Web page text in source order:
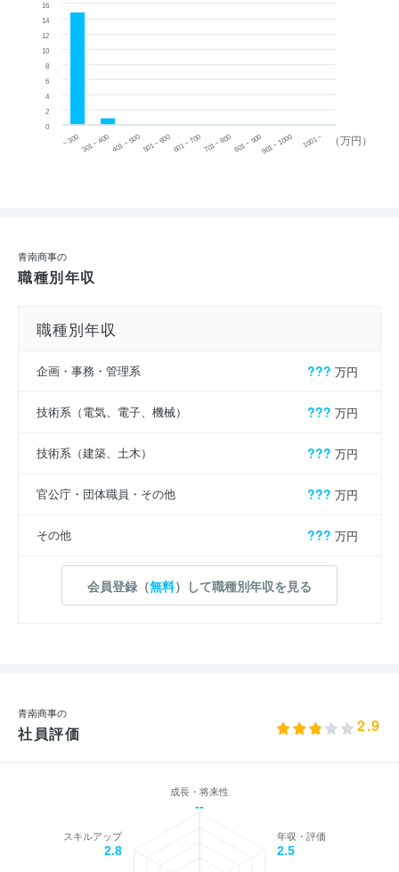
（万円）
~ 300 301 ~ 400 401 ~ 500501 ~ 600601 ~ 700701 ~ 800801 ~ 900901 ~ 1000 1001 ~
0
2
4
6
8
10
12
14
16
青南商事の
職種別年収
職種別年収
企画・事務・管理系 ??? 万円
技術系（電気、電子、機械） ??? 万円
技術系（建築、土木） ??? 万円
官公庁・団体職員・その他 ??? 万円
その他 ??? 万円
会員登録（無料）して職種別年収を見る
青南商事の
社員評価 2.9
成長・将来性
--
年収・評価
2.5
スキルアップ
2.8